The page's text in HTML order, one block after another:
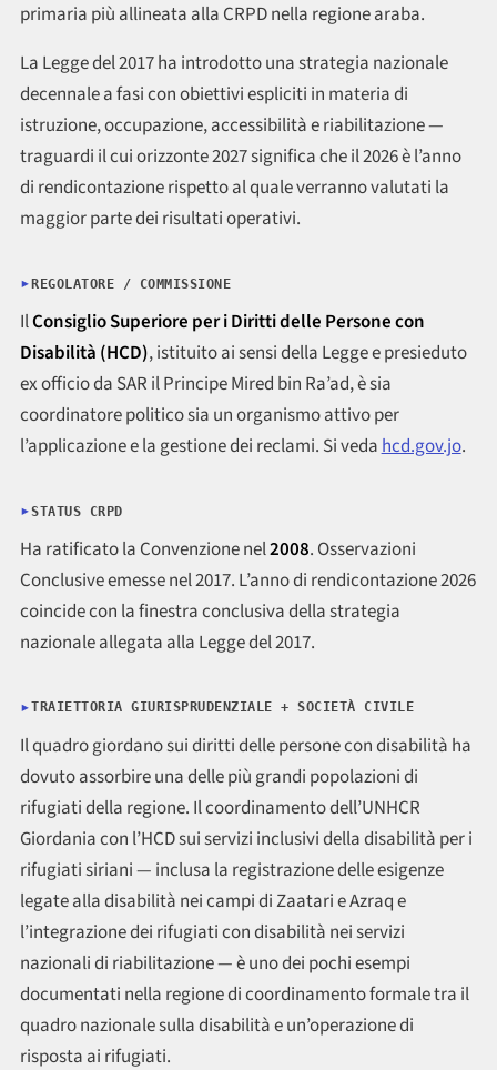
primaria più allineata alla CRPD nella regione araba.
La Legge del 2017 ha introdotto una strategia nazionale
decennale a fasi con obiettivi espliciti in materia di
istruzione, occupazione, accessibilità e riabilitazione —
traguardi il cui orizzonte 2027 significa che il 2026 è l’anno
di rendicontazione rispetto al quale verranno valutati la
maggior parte dei risultati operativi.
REGOLATORE / COMMISSIONE
IlConsiglio Superiore per i Diritti delle Persone con
Disabilità (HCD), istituito ai sensi della Legge e presieduto
ex officio da SAR il Principe Mired bin Ra’ad, è sia
coordinatore politico sia un organismo attivo per
l’applicazione e la gestione dei reclami. Si vedahcd.gov.jo.
STATUS CRPD
Ha ratificato la Convenzione nel2008. Osservazioni
Conclusive emesse nel 2017. L’anno di rendicontazione 2026
coincide con la finestra conclusiva della strategia
nazionale allegata alla Legge del 2017.
TRAIETTORIA GIURISPRUDENZIALE + SOCIETÀ CIVILE
Il quadro giordano sui diritti delle persone con disabilità ha
dovuto assorbire una delle più grandi popolazioni di
rifugiati della regione. Il coordinamento dell’UNHCR
Giordania con l’HCD sui servizi inclusivi della disabilità per i
rifugiati siriani — inclusa la registrazione delle esigenze
legate alla disabilità nei campi di Zaatari e Azraq e
l’integrazione dei rifugiati con disabilità nei servizi
nazionali di riabilitazione — è uno dei pochi esempi
documentati nella regione di coordinamento formale tra il
quadro nazionale sulla disabilità e un’operazione di
risposta ai rifugiati.